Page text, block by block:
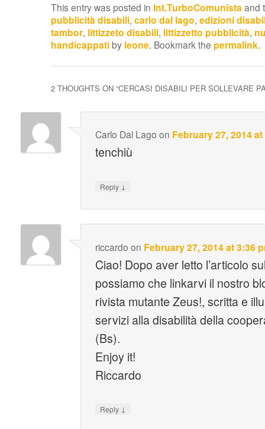
This entry was posted in Int.TurboComunista and
pubblicità disabili, carlo dal lago, edizioni
tambor, littizzeto disabili, littizzetto pubblicità,
handicappatiby leone. Bookmark the permalink.
2 THOUGHTS ON “CERCASI DISABILI PER SOLLEVARE
Carlo Dal Lago on February 27, 2014
tenchiù
Reply ↓
riccardo on February 27, 2014 at 3:36
Ciao! Dopo aver letto l’articolo
possiamo che linkarvi il nostro
rivista mutante Zeus!, scritta e
servizi alla disabilità della
(Bs).
Enjoy it!
Riccardo
Reply ↓